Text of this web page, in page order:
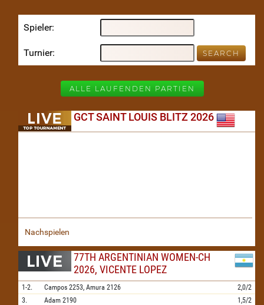
Spieler
Turnier
ALLE LAUFENDEN PARTIEN
GCT SAINT LOUIS BLITZ 2026
Nachspielen
77TH ARGENTINIAN WOMEN-CH
2026, VICENTE LOPEZ
1-2. Campos 2253, Amura 2126
2,0/2
3.
Adam 2190 1,5/2